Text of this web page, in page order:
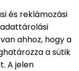
és reklámozási
ahhoz, hogy a
a sütik
A jelen